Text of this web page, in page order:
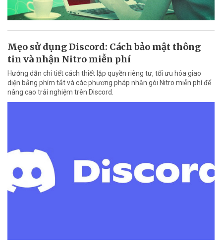
Mẹo sử dụng Discord: Cách bảo mật thông
tin và nhận Nitro miễn phí
Hướng dẫn chi tiết cách thiết lập quyền riêng tư, tối ưu hóa giao
diện bằng phím tắt và các phương pháp nhận gói Nitro miễn phí để
nâng cao trải nghiệm trên Discord.